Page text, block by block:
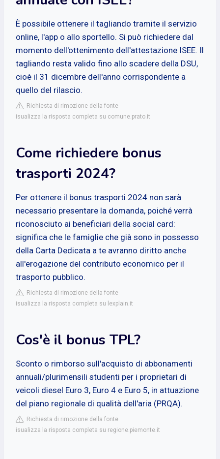
È possibile ottenere il tagliando tramite il servizio
online, l'app o allo sportello. Si può richiedere dal
momento dell'ottenimento dell'attestazione ISEE. Il
tagliando resta valido fino allo scadere della DSU,
cioè il 31 dicembre dell'anno corrispondente a
quello del rilascio.
Richiesta di rimozione della fonte
isualizza la risposta completa su comune.prato.it
Come richiedere bonus
trasporti 2024?
Per ottenere il bonus trasporti 2024 non sarà
necessario presentare la domanda, poiché verrà
riconosciuto ai beneficiari della social card:
significa che le famiglie che già sono in possesso
della Carta Dedicata a te avranno diritto anche
all'erogazione del contributo economico per il
trasporto pubblico.
Richiesta di rimozione della fonte
isualizza la risposta completa su lexplain.it
Cos'è il bonus TPL?
Sconto o rimborso sull'acquisto di abbonamenti
annuali/plurimensili studenti per i proprietari di
veicoli diesel Euro 3, Euro 4 e Euro 5, in attuazione
del piano regionale di qualità dell'aria (PRQA).
Richiesta di rimozione della fonte
isualizza la risposta completa su regione.piemonte.it